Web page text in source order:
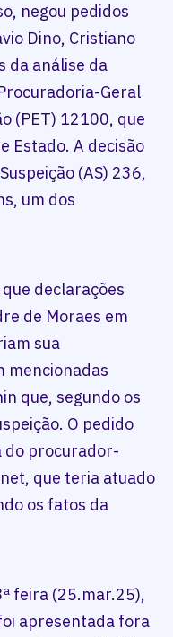
negou pedidos
Dino, Cristiano
da análise da
Geral
(PET) 12100, que
Estado. A decisão
(AS) 236,
um dos
declarações
de Moraes em
sua
mencionadas
que, segundo os
O pedido
do procurador-
que teria atuado
os fatos da
feira (25.mar.25),
apresentada fora